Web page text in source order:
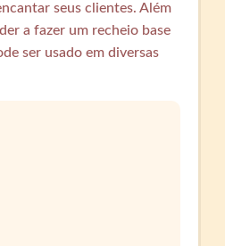
seus clientes. Além
a fazer um recheio base
ser usado em diversas